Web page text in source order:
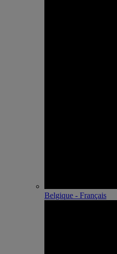
Belgique - Français